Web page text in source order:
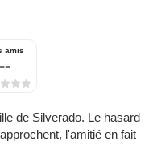
amis
--
de Silverado. Le hasard
l'amitié en fait